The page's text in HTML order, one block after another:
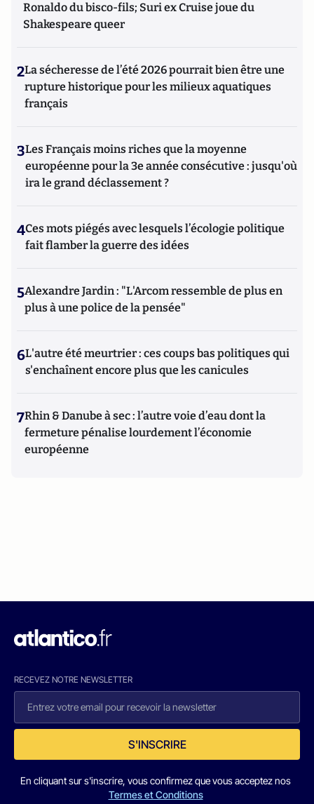
Ronaldo du bisco-fils; Suri ex Cruise joue du
Shakespeare queer
2La sécheresse de l’été 2026 pourrait bien être une
rupture historique pour les milieux aquatiques
français
3Les Français moins riches que la moyenne
européenne pour la 3e année consécutive : jusqu'où
ira le grand déclassement ?
4Ces mots piégés avec lesquels l’écologie politique
fait flamber la guerre des idées
5Alexandre Jardin : "L'Arcom ressemble de plus en
plus à une police de la pensée"
6L'autre été meurtrier : ces coups bas politiques qui
s'enchaînent encore plus que les canicules
7Rhin & Danube à sec : l’autre voie d’eau dont la
fermeture pénalise lourdement l’économie
européenne
RECEVEZ NOTRE NEWSLETTER
S'INSCRIRE
En cliquant sur s'inscrire, vous confirmez que vous acceptez nos
Termes et Conditions